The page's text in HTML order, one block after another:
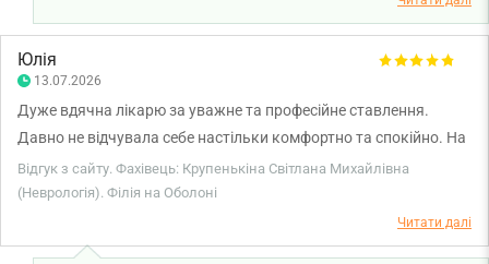
вас джерелом підтримки, допомогла відчути турботу про
себе та відкрити новий етап позитивних змін. Бажаємо
вам міцного здоров'я!
Юлія
13.07.2026
Дуже вдячна лікарю за уважне та професійне ставлення.
Давно не відчувала себе настільки комфортно та спокійно. На
прийомі все детально вислухав, провів огляд, зрозуміло
пояснив причину моїх симптомів і відповів на всі запитання.
Залишилися лише позитивні враження від консультації.
Відгук з сайту. Фахівець: Крупенькіна Світлана Михайлівна
(Неврологія). Філія на Оболоні
Читати далі